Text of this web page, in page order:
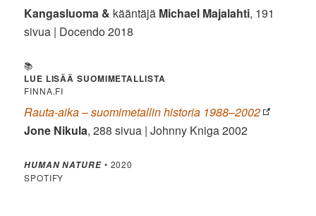
Kangasluoma & kääntäjä Michael Majalahti, 191
sivua | Docendo 2018
📚
LUE LISÄÄ SUOMIMETALLISTA
FINNA.FI
Rauta-aika – suomimetallin historia 1988–2002
Jone Nikula, 288 sivua | Johnny Kniga 2002
HUMAN NATURE• 2020
SPOTIFY